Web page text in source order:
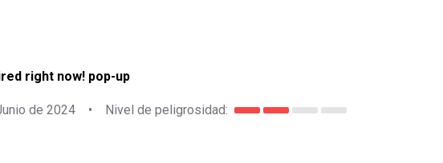
right now! pop-up
de 2024 • Nivel de peligrosidad: